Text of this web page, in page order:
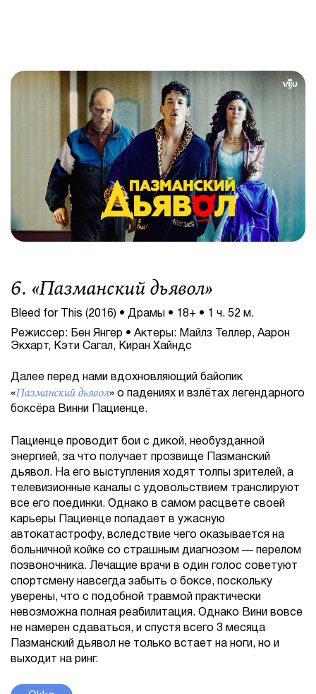
6. «Пазманский дьявол»
Bleed for This (2016) • Драмы • 18+ • 1 ч. 52 м.
Режиссер: Бен Янгер • Актеры: Майлз Теллер, Аарон
Экхарт, Кэти Сагал, Киран Хайндс
Далее перед нами вдохновляющий байопик
«Пазманский дьявол» о падениях и взлётах легендарного
боксёра Винни Пациенце.
Пациенце проводит бои с дикой, необузданной
энергией, за что получает прозвище Пазманский
дьявол. На его выступления ходят толпы зрителей, а
телевизионные каналы с удовольствием транслируют
все его поединки. Однако в самом расцвете своей
карьеры Пациенце попадает в ужасную
автокатастрофу, вследствие чего оказывается на
больничной койке со страшным диагнозом — перелом
позвоночника. Лечащие врачи в один голос советуют
спортсмену навсегда забыть о боксе, поскольку
уверены, что с подобной травмой практически
невозможна полная реабилитация. Однако Вини вовсе
не намерен сдаваться, и спустя всего 3 месяца
Пазманский дьявол не только встает на ноги, но и
выходит на ринг.